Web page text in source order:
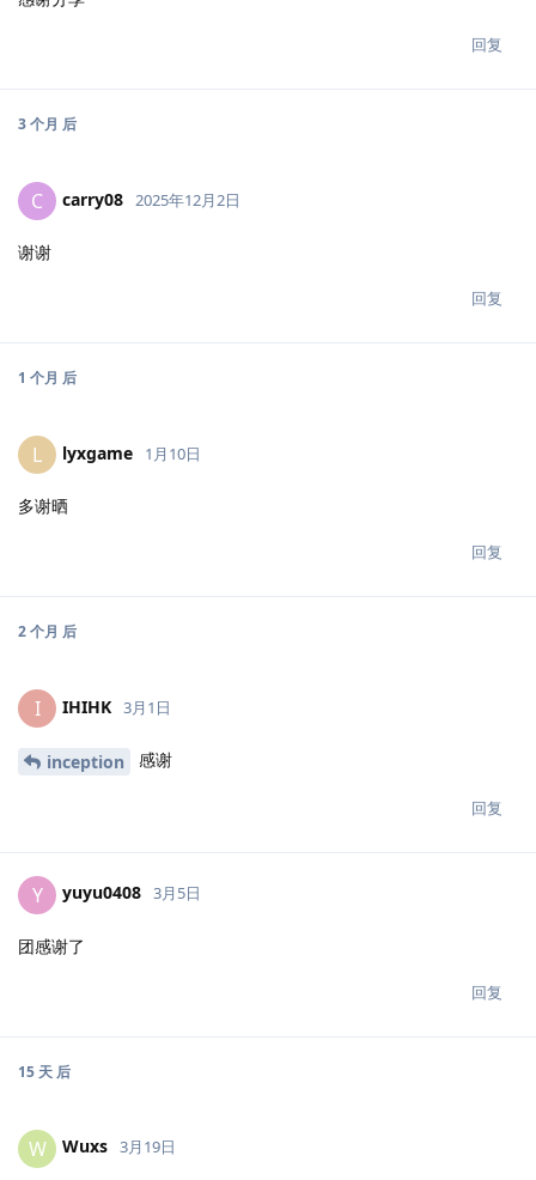
回复
3 个月 后
C carry08 2025年12月2日
谢谢
回复
1 个月 后
L lyxgame 1月10日
多谢晒
回复
2 个月 后
I IHIHK 3月1日
inception 感谢
回复
Y yuyu0408 3月5日
团感谢了
回复
15 天 后
W Wuxs 3月19日